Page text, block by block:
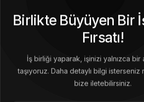
Birlikte Büyüyen Bir
Fırsatı!
İş birliği yaparak, işinizi yalnızca bir
taşıyoruz. Daha detaylı bilgi isterseniz
bize iletebilirsiniz.